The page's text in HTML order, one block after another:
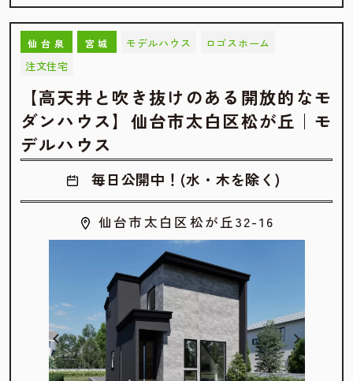
仙台泉 宮城 モデルハウス
ロゴスホーム
注文住宅
【高天井と吹き抜けのある開放的なモ
ダンハウス】仙台市太白区松が丘｜モ
デルハウス
毎日公開中！(水・木を除く)
仙台市太白区松が丘32-16